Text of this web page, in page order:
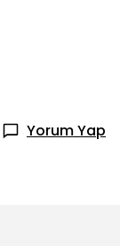
Yorum Yap